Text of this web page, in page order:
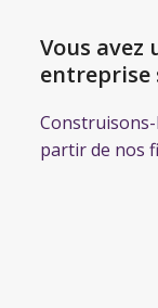
Vous
entreprise
partir de nos